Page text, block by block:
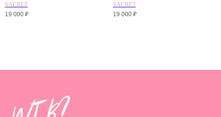
SACRET
19 000 ₽
SACRET
19 000 ₽